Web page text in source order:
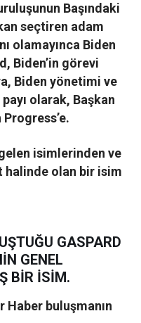
Başındaki
seçtiren adam
olamayınca Biden
Biden’in görevi
Biden yönetimi ve
olarak, Başkan
isimlerinden ve
halinde olan bir isim
GASPARD
GENEL
BİR İSİM.
Haber buluşmanın